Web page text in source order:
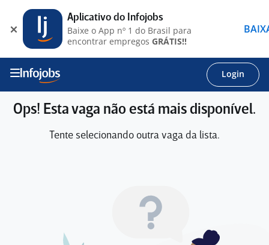
Login
Ops! Esta vaga não está mais disponível.
Tente selecionando outra vaga da lista.
Aplicativo do Infojobs
Baixe o App nº 1 do Brasil para
encontrar empregos GRÁTIS!!